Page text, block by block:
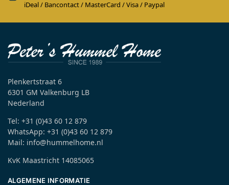
iDeal / Bancontact / MasterCard / Visa / Paypal
Plenkertstraat 6
6301 GM Valkenburg LB
Nederland
Tel: +31 (0)43 60 12 879
WhatsApp: +31 (0)43 60 12 879
Mail: info@hummelhome.nl
KvK Maastricht 14085065
ALGEMENE INFORMATIE